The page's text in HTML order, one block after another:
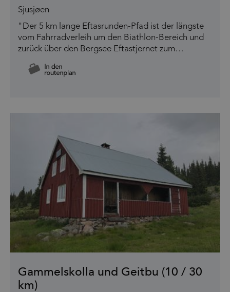
Sjusjøen
"Der 5 km lange Eftasrunden-Pfad ist der längste
vom Fahrradverleih um den Biathlon-Bereich und
zurück über den Bergsee Eftastjernet zum…
Gammelskolla und Geitbu (10 / 30
km)